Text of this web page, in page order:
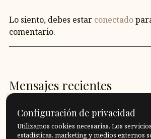
Lo siento, debes estar conectado
comentario.
Mensajes recientes
¿Y si doblamos esa hoja de papel así?
¿Qué frontera debo aceptar, qué
Configuración de privacidad
Utilizamos cookies necesarias. Los
estadísticas, marketing y medios externos